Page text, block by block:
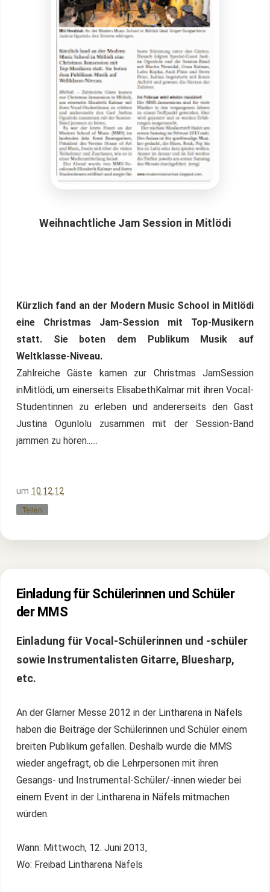
Weihnachtliche Jam Session in Mitlödi
Kürzlich fand an der Modern Music School in Mitlödi
eine Christmas Jam-Session mit Top-Musikern
statt. Sie boten dem Publikum Musik auf
Weltklasse-Niveau.
Zahlreiche Gäste kamen zur Christmas JamSession
inMitlödi, um einerseits ElisabethKalmar mit ihren Vocal-
Studentinnen zu erleben und andererseits den Gast
Justina Ogunlolu zusammen mit der Session-Band
jammen zu hören......
um 10.12.12
Teilen
Einladung für Schülerinnen und Schüler
der MMS
Einladung für Vocal-Schülerinnen und -schüler
sowie Instrumentalisten Gitarre, Bluesharp,
etc.
An der Glarner Messe 2012 in der Lintharena in Näfels
haben die Beiträge der Schülerinnen und Schüler einem
breiten Publikum gefallen. Deshalb wurde die MMS
wieder angefragt, ob die Lehrpersonen mit ihren
Gesangs- und Instrumental-Schüler/-innen wieder bei
einem Event in der Lintharena in Näfels mitmachen
würden.
Wann: Mittwoch, 12. Juni 2013,
Wo: Freibad Lintharena Näfels